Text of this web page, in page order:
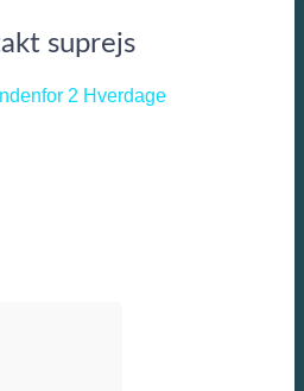
suprejs
2 Hverdage